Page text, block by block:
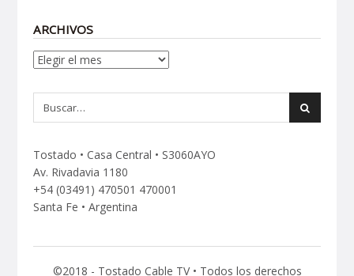
ARCHIVOS
Archivos
Tostado • Casa Central • S3060AYO
Av. Rivadavia 1180
+54 (03491) 470501 470001
Santa Fe • Argentina
©2018 - Tostado Cable TV • Todos los derechos